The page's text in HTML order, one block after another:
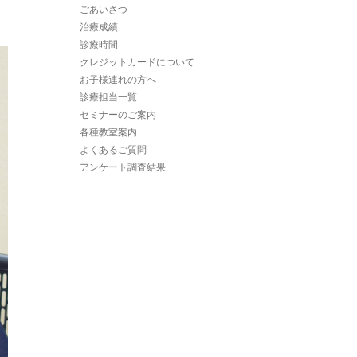
ごあいさつ
治療成績
診療時間
クレジットカードについて
お子様連れの方へ
診療担当一覧
セミナーのご案内
各種教室案内
よくあるご質問
アンケート調査結果